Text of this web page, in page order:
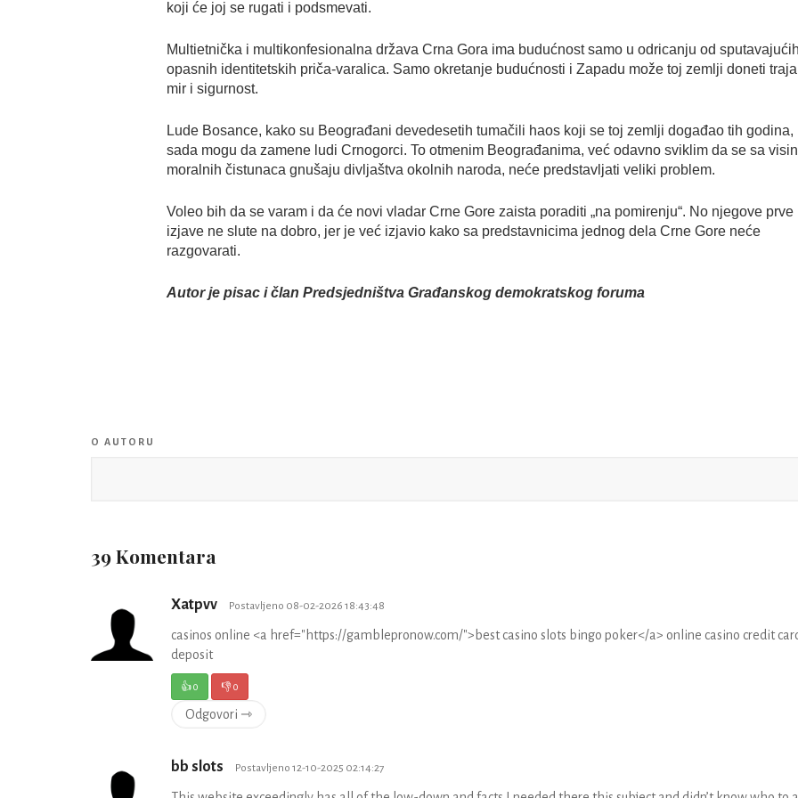
koji će joj se rugati i podsmevati.
Multietnička i multikonfesionalna država Crna Gora ima budućnost samo u odricanju od
opasnih identitetskih priča-varalica. Samo okretanje budućnosti i Zapadu može toj zemlji doneti
mir i sigurnost.
Lude Bosance, kako su Beograđani devedesetih tumačili haos koji se toj zemlji događao tih godina,
sada mogu da zamene ludi Crnogorci. To otmenim Beograđanima, već odavno sviklim da se sa
moralnih čistunaca gnušaju divljaštva okolnih naroda, neće predstavljati veliki problem.
Voleo bih da se varam i da će novi vladar Crne Gore zaista poraditi „na pomirenju“. No njegove prve
izjave ne slute na dobro, jer je već izjavio kako sa predstavnicima jednog dela Crne Gore neće
razgovarati.
Autor je pisac i član Predsjedništva Građanskog demokratskog foruma
O AUTORU
39 Komentara
Xatpvv Postavljeno 08-02-2026 18:43:48
casinos online <a href="https://gamblepronow.com/">best casino slots bingo poker</a> online casino credit
deposit
👍0 👎0
Odgovori ⇾
bb slots Postavljeno 12-10-2025 02:14:27